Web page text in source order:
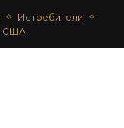
Истребители
США